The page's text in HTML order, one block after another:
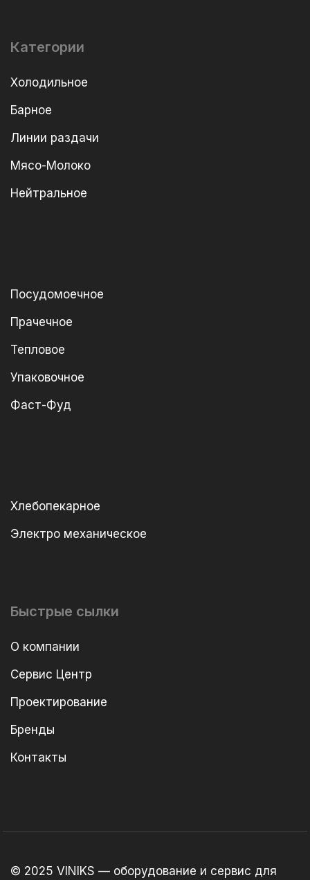
Категории
Холодильное
Барное
Линии раздачи
Мясо-Молоко
Нейтральное
Посудомоечное
Прачечное
Тепловое
Упаковочное
Фаст-Фуд
Хлебопекарное
Электро механическое
Быстрые сылки
О компании
Сервис Центр
Проектирование
Бренды
Контакты
© 2025 VINIKS — оборудование и сервис для